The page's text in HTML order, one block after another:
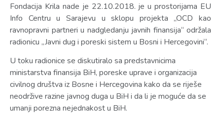
Fondacija Krila nade je 22.10.2018. je u prostorijama EU
Info Centru u Sarajevu u sklopu projekta „OCD kao
ravnopravni partneri u nadgledanju javnih finansija“ održala
radionicu „Javni dug i poreski sistem u Bosni i Hercegovini“.
U toku radionice se diskutiralo sa predstavnicima
ministarstva finansija BiH, poreske uprave i organizacija
civilnog društva iz Bosne i Hercegovina kako da se riješe
neodržive razine javnog duga u BiH i da li je moguće da se
umanji porezna nejednakost u BiH.